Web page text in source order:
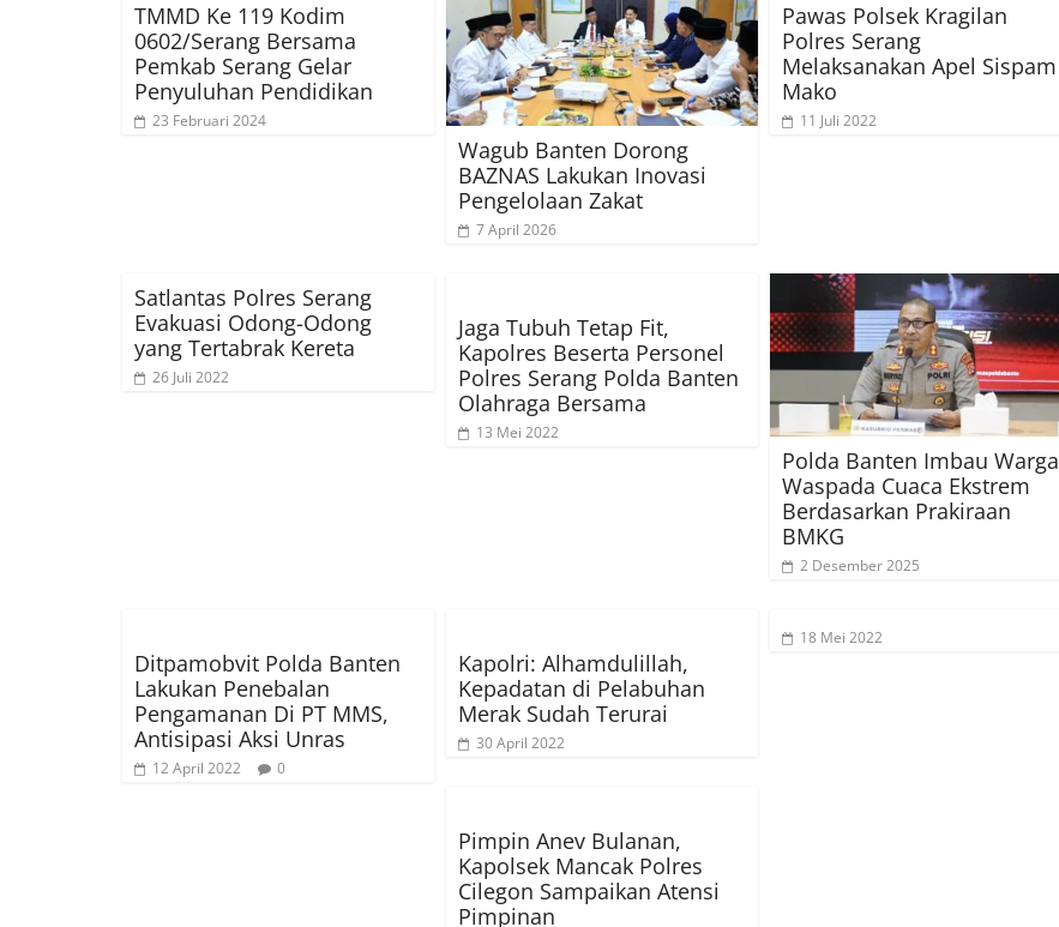
TMMD Ke 119 Kodim
0602/Serang Bersama
Pemkab Serang Gelar
Penyuluhan Pendidikan
23 Februari 2024
Wagub Banten Dorong
BAZNAS Lakukan Inovasi
Pengelolaan Zakat
7 April 2026
Pawas Polsek Kragilan
Polres Serang
Melaksanakan Apel Sispam
Mako
11 Juli 2022
Satlantas Polres Serang
Evakuasi Odong-Odong
yang Tertabrak Kereta
26 Juli 2022
Jaga Tubuh Tetap Fit,
Kapolres Beserta Personel
Polres Serang Polda Banten
Olahraga Bersama
13 Mei 2022
Polda Banten Imbau Warga
Waspada Cuaca Ekstrem
Berdasarkan Prakiraan
BMKG
2 Desember 2025
Ditpamobvit Polda Banten
Lakukan Penebalan
Pengamanan Di PT MMS,
Antisipasi Aksi Unras
12 April 2022 0
Kapolri: Alhamdulillah,
Kepadatan di Pelabuhan
Merak Sudah Terurai
30 April 2022
18 Mei 2022
Pimpin Anev Bulanan,
Kapolsek Mancak Polres
Cilegon Sampaikan Atensi
Pimpinan